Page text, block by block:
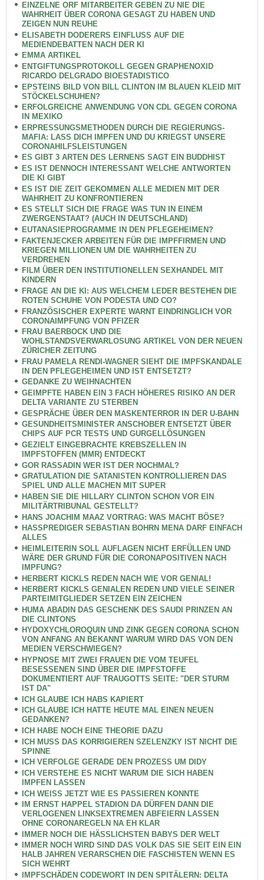
EINZELNE ORF MITARBEITER GEBEN ZU NIE DIE
WAHRHEIT ÜBER CORONA GESAGT ZU HABEN UND
ZEIGEN NUN REUHE
ELISABETH DODERERS EINFLUSS AUF DIE
MEDIENDEBATTEN NACH DER KI
EMMA ARTIKEL
ENTGIFTUNGSPROTOKOLL GEGEN GRAPHENOXID
RICARDO DELGRADO BIOESTADISTICO
EPSTEINS BILD VON BILL CLINTON IM BLAUEN KLEID MIT
STÖCKELSCHUHEN?
ERFOLGREICHE ANWENDUNG VON CDL GEGEN CORONA
IN MEXIKO
ERPRESSUNGSMETHODEN DURCH DIE REGIERUNGS-
MAFIA: LASS DICH IMPFEN UND DU KRIEGST UNSERE
CORONAHILFSLEISTUNGEN
ES GIBT 3 ARTEN DES LERNENS SAGT EIN BUDDHIST
ES IST DENNOCH INTERESSANT WELCHE ANTWORTEN
DIE KI GIBT
ES IST DIE ZEIT GEKOMMEN ALLE MEDIEN MIT DER
WAHRHEIT ZU KONFRONTIEREN
ES STELLT SICH DIE FRAGE WAS TUN IN EINEM
ZWERGENSTAAT? (AUCH IN DEUTSCHLAND)
EUTANASIEPROGRAMME IN DEN PFLEGEHEIMEN?
FAKTENJECKER ARBEITEN FÜR DIE IMPFFIRMEN UND
KRIEGEN MILLIONEN UM DIE WAHRHEITEN ZU
VERDREHEN
FILM ÜBER DEN INSTITUTIONELLEN SEXHANDEL MIT
KINDERN
FRAGE AN DIE KI: AUS WELCHEM LEDER BESTEHEN DIE
ROTEN SCHUHE VON PODESTA UND CO?
FRANZÖSISCHER EXPERTE WARNT EINDRINGLICH VOR
CORONAIMPFUNG VON PFIZER
FRAU BAERBOCK UND DIE
WOHLSTANDSVERWARLOSUNG ARTIKEL VON DER NEUEN
ZÜRICHER ZEITUNG
FRAU PAMELA RENDI-WAGNER SIEHT DIE IMPFSKANDALE
IN DEN PFLEGEHEIMEN UND IST ENTSETZT?
GEDANKE ZU WEIHNACHTEN
GEIMPFTE HABEN EIN 3 FACH HÖHERES RISIKO AN DER
DELTA VARIANTE ZU STERBEN
GESPRÄCHE ÜBER DEN MASKENTERROR IN DER U-BAHN
GESUNDHEITSMINISTER ANSCHOBER ENTSETZT ÜBER
CHIPS AUF PCR TESTS UND GURGELLÖSUNGEN
GEZIELT EINGEBRACHTE KREBSZELLEN IN
IMPFSTOFFEN (MMR) ENTDECKT
GOR RASSADIN WER IST DER NOCHMAL?
GRATULATION DIE SATANISTEN KONTROLLIEREN DAS
SPIEL UND ALLE MACHEN MIT SUPER
HABEN SIE DIE HILLARY CLINTON SCHON VOR EIN
MILITÄRTRIBUNAL GESTELLT?
HANS JOACHIM MAAZ VORTRAG: WAS MACHT BÖSE?
HASSPREDIGER SEBASTIAN BOHRN MENA DARF EINFACH
ALLES
HEIMLEITERIN SOLL AUFLAGEN NICHT ERFÜLLEN UND
WÄRE DER GRUND FÜR DIE CORONAPOSITIVEN NACH
IMPFUNG?
HERBERT KICKLS REDEN NACH WIE VOR GENIAL!
HERBERT KICKLS GENIALEN REDEN UND VIELE SEINER
PARTEIMITGLIEDER SETZEN EIN ZEICHEN
HUMA ABADIN DAS GESCHENK DES SAUDI PRINZEN AN
DIE CLINTONS
HYDOXYCHLOROQUIN UND ZINK GEGEN CORONA SCHON
VON ANFANG AN BEKANNT WARUM WIRD DAS VON DEN
MEDIEN VERSCHWIEGEN?
HYPNOSE MIT ZWEI FRAUEN DIE VOM TEUFEL
BESESSENEN SIND ÜBER DIE IMPFSTOFFE
DOKUMENTIERT AUF TRAUGOTTS SEITE: "DER STURM
IST DA"
ICH GLAUBE ICH HABS KAPIERT
ICH GLAUBE ICH HATTE HEUTE MAL EINEN NEUEN
GEDANKEN?
ICH HABE NOCH EINE THEORIE DAZU
ICH MUSS DAS KORRIGIEREN SZELENZKY IST NICHT DIE
SPINNE
ICH VERFOLGE GERADE DEN PROZESS UM DIDY
ICH VERSTEHE ES NICHT WARUM DIE SICH HABEN
IMPFEN LASSEN
ICH WEISS JETZT WIE ES PASSIEREN KONNTE
IM ERNST HAPPEL STADION DA DÜRFEN DANN DIE
VERLOGENEN LINKSEXTREMEN ABFEIERN LASSEN
OHNE CORONAREGELN NA EH KLAR
IMMER NOCH DIE HÄSSLICHSTEN BABYS DER WELT
IMMER NOCH WIRD SIND DAS VOLK DAS SIE SEIT EIN EIN
HALB JAHREN VERARSCHEN DIE FASCHISTEN WENN ES
SICH WEHRT
IMPFSCHÄDEN CODEWORT IN DEN SPITÄLERN: DELTA